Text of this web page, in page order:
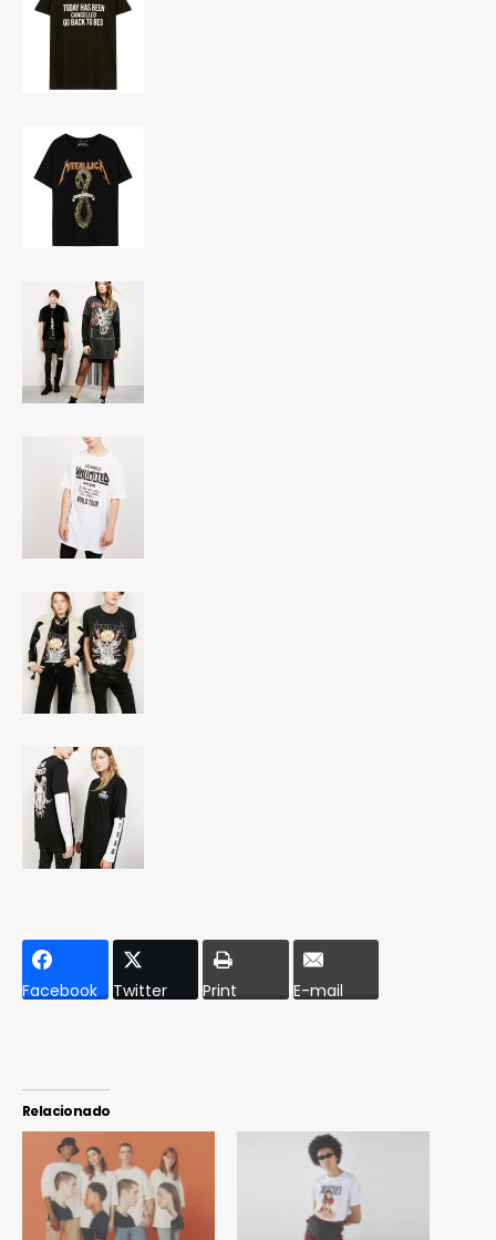
Facebook Twitter Print E-mail
Relacionado